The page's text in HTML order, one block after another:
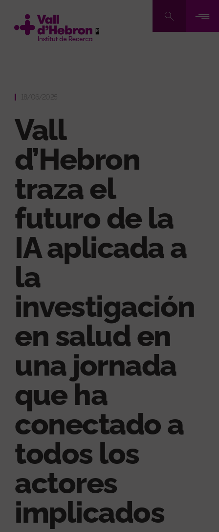
contenido
18/06/2025
Vall
d’Hebron
traza el
futuro de la
IA aplicada a
la
investigación
en salud en
una jornada
que ha
conectado a
todos los
actores
implicados